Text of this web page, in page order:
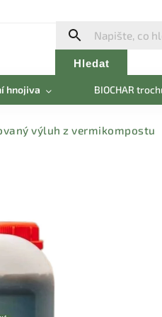
Hledat
hnojiva BIOCHAR
výluh z vermikompostu